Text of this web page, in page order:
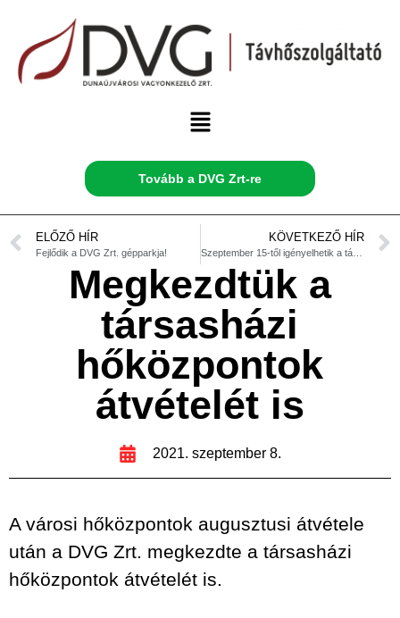
Tovább a DVG Zrt-re
ELŐZŐ HÍR
Fejlődik a DVG Zrt. gépparkja!
KÖVETKEZŐ HÍR
Szeptember 15-től igényelhetik a távfűtést a DVG Zrt.-től!
Megkezdtük a
társasházi
hőközpontok
átvételét is
2021. szeptember 8.
A városi hőközpontok augusztusi átvétele
után a DVG Zrt. megkezdte a társasházi
hőközpontok átvételét is.